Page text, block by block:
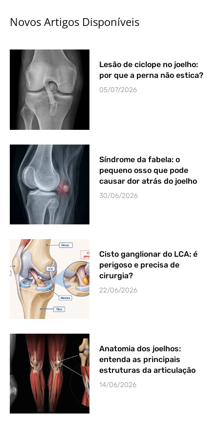
f
Novos Artigos Disponíveis
Lesão de ciclope no joelho:
por que a perna não estica?
05/07/2026
Síndrome da fabela: o
pequeno osso que pode
causar dor atrás do joelho
30/06/2026
Cisto ganglionar do LCA: é
perigoso e precisa de
cirurgia?
22/06/2026
Anatomia dos joelhos:
entenda as principais
estruturas da articulação
14/06/2026